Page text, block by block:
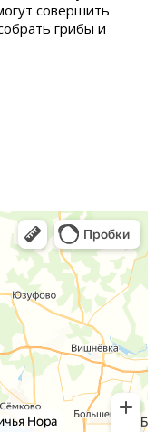
совершить
грибы и